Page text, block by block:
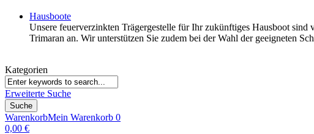
Hausboote
Unsere feuerverzinkten Trägergestelle für Ihr zukünftiges Hausboot
Trimaran an. Wir unterstützen Sie zudem bei der Wahl der geeigneten
Kategorien
Erweiterte Suche
Suche
WarenkorbMein Warenkorb 0
0,00 €